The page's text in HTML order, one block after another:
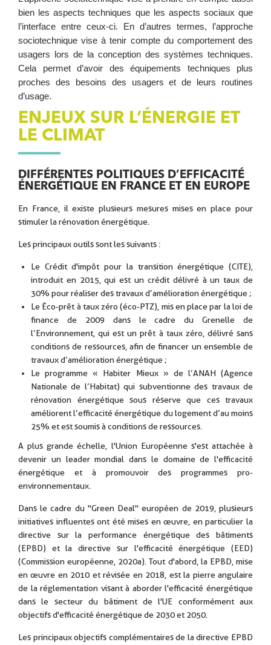
bien les aspects techniques que les aspects sociaux que
l’interface entre ceux-ci. En d’autres termes, l’approche
sociotechnique vise à tenir compte du comportement des
usagers lors de la conception des systèmes techniques.
Cela permet d’avoir des équipements techniques plus
proches des besoins des usagers et de leurs routines
d’usage.
ENJEUX SUR L’ÉNERGIE ET
LE CLIMAT
DIFFÉRENTES POLITIQUES D’EFFICACITÉ
ÉNERGÉTIQUE EN FRANCE ET EN EUROPE
En France, il existe plusieurs mesures mises en place pour
stimuler la rénovation énergétique.
Les principaux outils sont les suivants :
Le Crédit d'impôt pour la transition énergétique (CITE),
introduit en 2015, qui est un crédit délivré à un taux de
30% pour réaliser des travaux d’amélioration énergétique ;
Le Éco-prêt à taux zéro (éco-PTZ), mis en place par la loi de
finance de 2009 dans le cadre du Grenelle de
l’Environnement, qui est un prêt à taux zéro, délivré sans
conditions de ressources, afin de financer un ensemble de
travaux d’amélioration énergétique ;
Le programme « Habiter Mieux » de l’ANAH (Agence
Nationale de l’Habitat) qui subventionne des travaux de
rénovation énergétique sous réserve que ces travaux
améliorent l’efficacité énergétique du logement d’au moins
25% et est soumis à conditions de ressources.
A plus grande échelle, l'Union Européenne s'est attachée à
devenir un leader mondial dans le domaine de l'efficacité
énergétique et à promouvoir des programmes pro-
environnementaux.
Dans le cadre du "Green Deal" européen de 2019, plusieurs
initiatives influentes ont été mises en œuvre, en particulier la
directive sur la performance énergétique des bâtiments
(EPBD) et la directive sur l'efficacité énergétique (EED)
(Commission européenne, 2020a). Tout d'abord, la EPBD, mise
en œuvre en 2010 et révisée en 2018, est la pierre angulaire
de la réglementation visant à aborder l'efficacité énergétique
dans le secteur du bâtiment de l'UE conformément aux
objectifs d'efficacité énergétique de 2030 et 2050.
Les principaux objectifs complémentaires de la directive EPBD